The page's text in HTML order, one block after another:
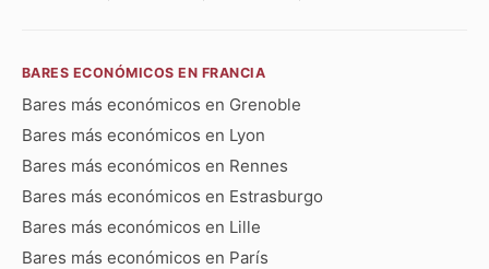
BARES ECONÓMICOS EN FRANCIA
Bares más económicos en Grenoble
Bares más económicos en Lyon
Bares más económicos en Rennes
Bares más económicos en Estrasburgo
Bares más económicos en Lille
Bares más económicos en París